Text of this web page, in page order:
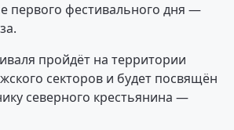
первого фестивального дня —
пройдёт на территории
секторов и будет посвящён
северного крестьянина —